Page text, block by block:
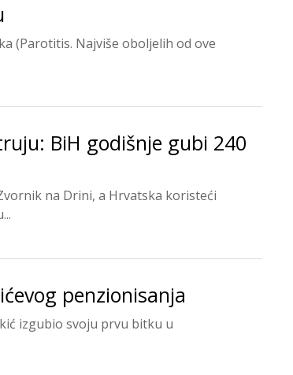
(Parotitis. Najviše oboljelih od ove
BiH godišnje gubi 240
na Drini, a Hrvatska koristeći
penzionisanja
izgubio svoju prvu bitku u